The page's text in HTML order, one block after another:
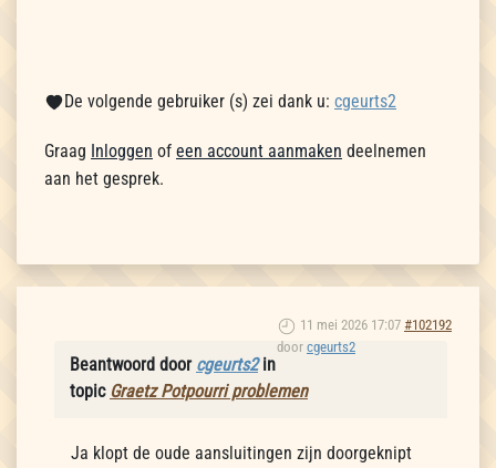
De volgende gebruiker (s) zei dank u: cgeurts2
Graag Inloggen of een account aanmaken deelnemen
aan het gesprek.
11 mei 2026 17:07 #102192
door cgeurts2
Beantwoord door cgeurts2in
topic Graetz Potpourri problemen
Ja klopt de oude aansluitingen zijn doorgeknipt